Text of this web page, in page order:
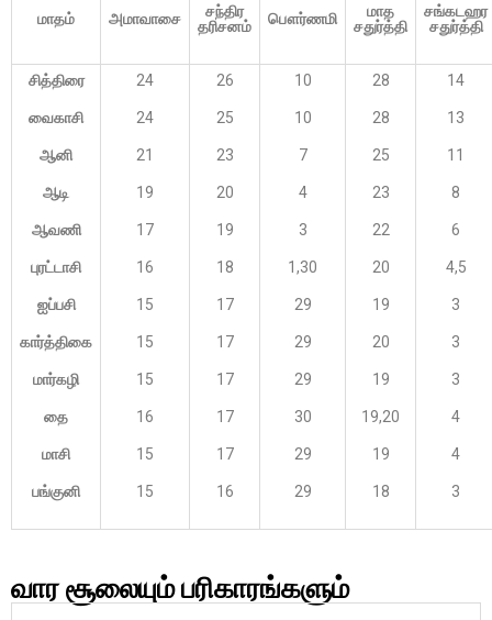
மாதம் அமாவாசை
சந்திர
தரிசனம்
பௌர்ணமி
மாத
சதுர்த்தி
சங்கடஹர
சதுர்த்தி
சித்திரை
வைகாசி
ஆனி
ஆடி
ஆவணி
புரட்டாசி
ஐப்பசி
கார்த்திகை
மார்கழி
தை
மாசி
பங்குனி
24
24
21
19
17
16
15
15
15
16
15
15
26
25
23
20
19
18
17
17
17
17
17
16
10
10
7
4
3
1,30
29
29
29
30
29
29
28
28
25
23
22
20
19
20
19
19,20
19
18
14
13
11
8
6
4,5
3
3
3
4
4
3
வார சூலையும் பரிகாரங்களும்